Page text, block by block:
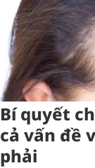
Bí quyết
cả vấn đề
phải